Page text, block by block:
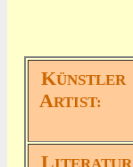
KÜNSTLER
ARTIST:
L